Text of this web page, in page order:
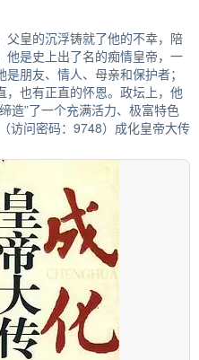
父皇的沉浮铸就了他的不幸，陪
他是史上出了名的痴情皇帝，一
朋友、情人、母亲和保护者；
，也有正直的怀恩。政坛上，他
造”了一个充满活力、极富特色
访问密码：9748）成化皇帝大传